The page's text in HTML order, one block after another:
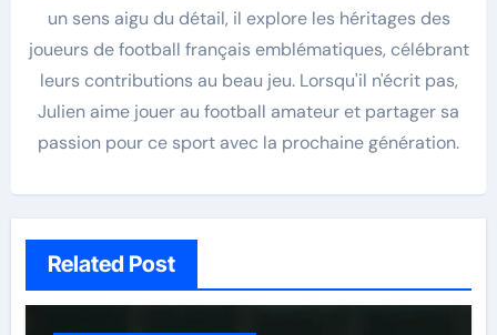
un sens aigu du détail, il explore les héritages des
joueurs de football français emblématiques, célébrant
leurs contributions au beau jeu. Lorsqu'il n'écrit pas,
Julien aime jouer au football amateur et partager sa
passion pour ce sport avec la prochaine génération.
Related Post